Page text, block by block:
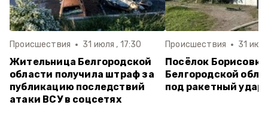
Происшествия 31 июля , 17:30
Жительница Белгородской
области получила штраф за
публикацию последствий
атаки ВСУ в соцсетях
Происшествия 31
Посёлок Борисовка
Белгородской
под ракетный удар